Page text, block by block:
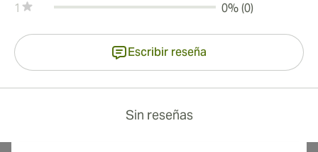
1
0% (0)
Escribir reseña
Sin reseñas